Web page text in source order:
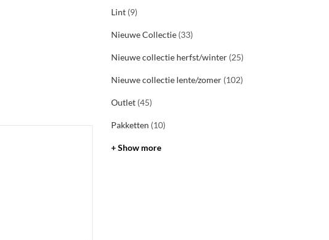
Lint (9)
Nieuwe Collectie (33)
Nieuwe collectie herfst/winter (25)
Nieuwe collectie lente/zomer (102)
Outlet (45)
Pakketten (10)
+ Show more